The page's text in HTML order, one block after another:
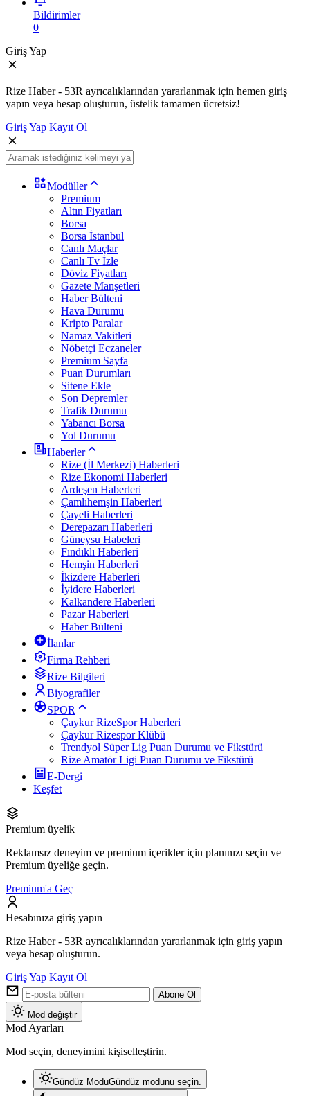
Bildirimler
0
Giriş Yap
Rize Haber - 53R ayrıcalıklarından yararlanmak için hemen giriş
yapın veya hesap oluşturun, üstelik tamamen ücretsiz!
Giriş Yap Kayıt Ol
Modüller
Premium
Altın Fiyatları
Borsa
Borsa İstanbul
Canlı Maçlar
Canlı Tv İzle
Döviz Fiyatları
Gazete Manşetleri
Haber Bülteni
Hava Durumu
Kripto Paralar
Namaz Vakitleri
Nöbetçi Eczaneler
Premium Sayfa
Puan Durumları
Sitene Ekle
Son Depremler
Trafik Durumu
Yabancı Borsa
Yol Durumu
Haberler
Rize (İl Merkezi) Haberleri
Rize Ekonomi Haberleri
Ardeşen Haberleri
Çamlıhemşin Haberleri
Çayeli Haberleri
Derepazarı Haberleri
Güneysu Habeleri
Fındıklı Haberleri
Hemşin Haberleri
İkizdere Haberleri
İyidere Haberleri
Kalkandere Haberleri
Pazar Haberleri
Haber Bülteni
İlanlar
Firma Rehberi
Rize Bilgileri
Biyografiler
SPOR
Çaykur RizeSpor Haberleri
Çaykur Rizespor Klübü
Trendyol Süper Lig Puan Durumu ve Fikstürü
Rize Amatör Ligi Puan Durumu ve Fikstürü
E-Dergi
Keşfet
Premium üyelik
Reklamsız deneyim ve premium içerikler için planınızı seçin ve
Premium üyeliğe geçin.
Premium'a Geç
Hesabınıza giriş yapın
Rize Haber - 53R ayrıcalıklarından yararlanmak için giriş yapın
veya hesap oluşturun.
Giriş Yap Kayıt Ol
Abone Ol
Mod değiştir
Mod Ayarları
Mod seçin, deneyimini kişiselleştirin.
Gündüz ModuGündüz modunu seçin.